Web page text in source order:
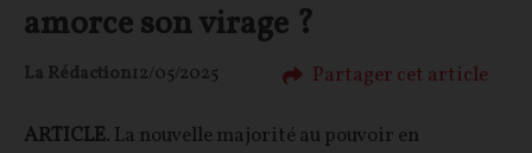
amorce son virage ?
La Rédaction12/05/2025 Partager cet article
ARTICLE. La nouvelle majorité au pouvoir en